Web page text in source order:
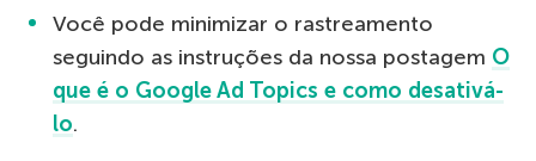
Você pode minimizar o rastreamento
seguindo as instruções da nossa postagem O
que é o Google Ad Topics e como desativá-
lo.